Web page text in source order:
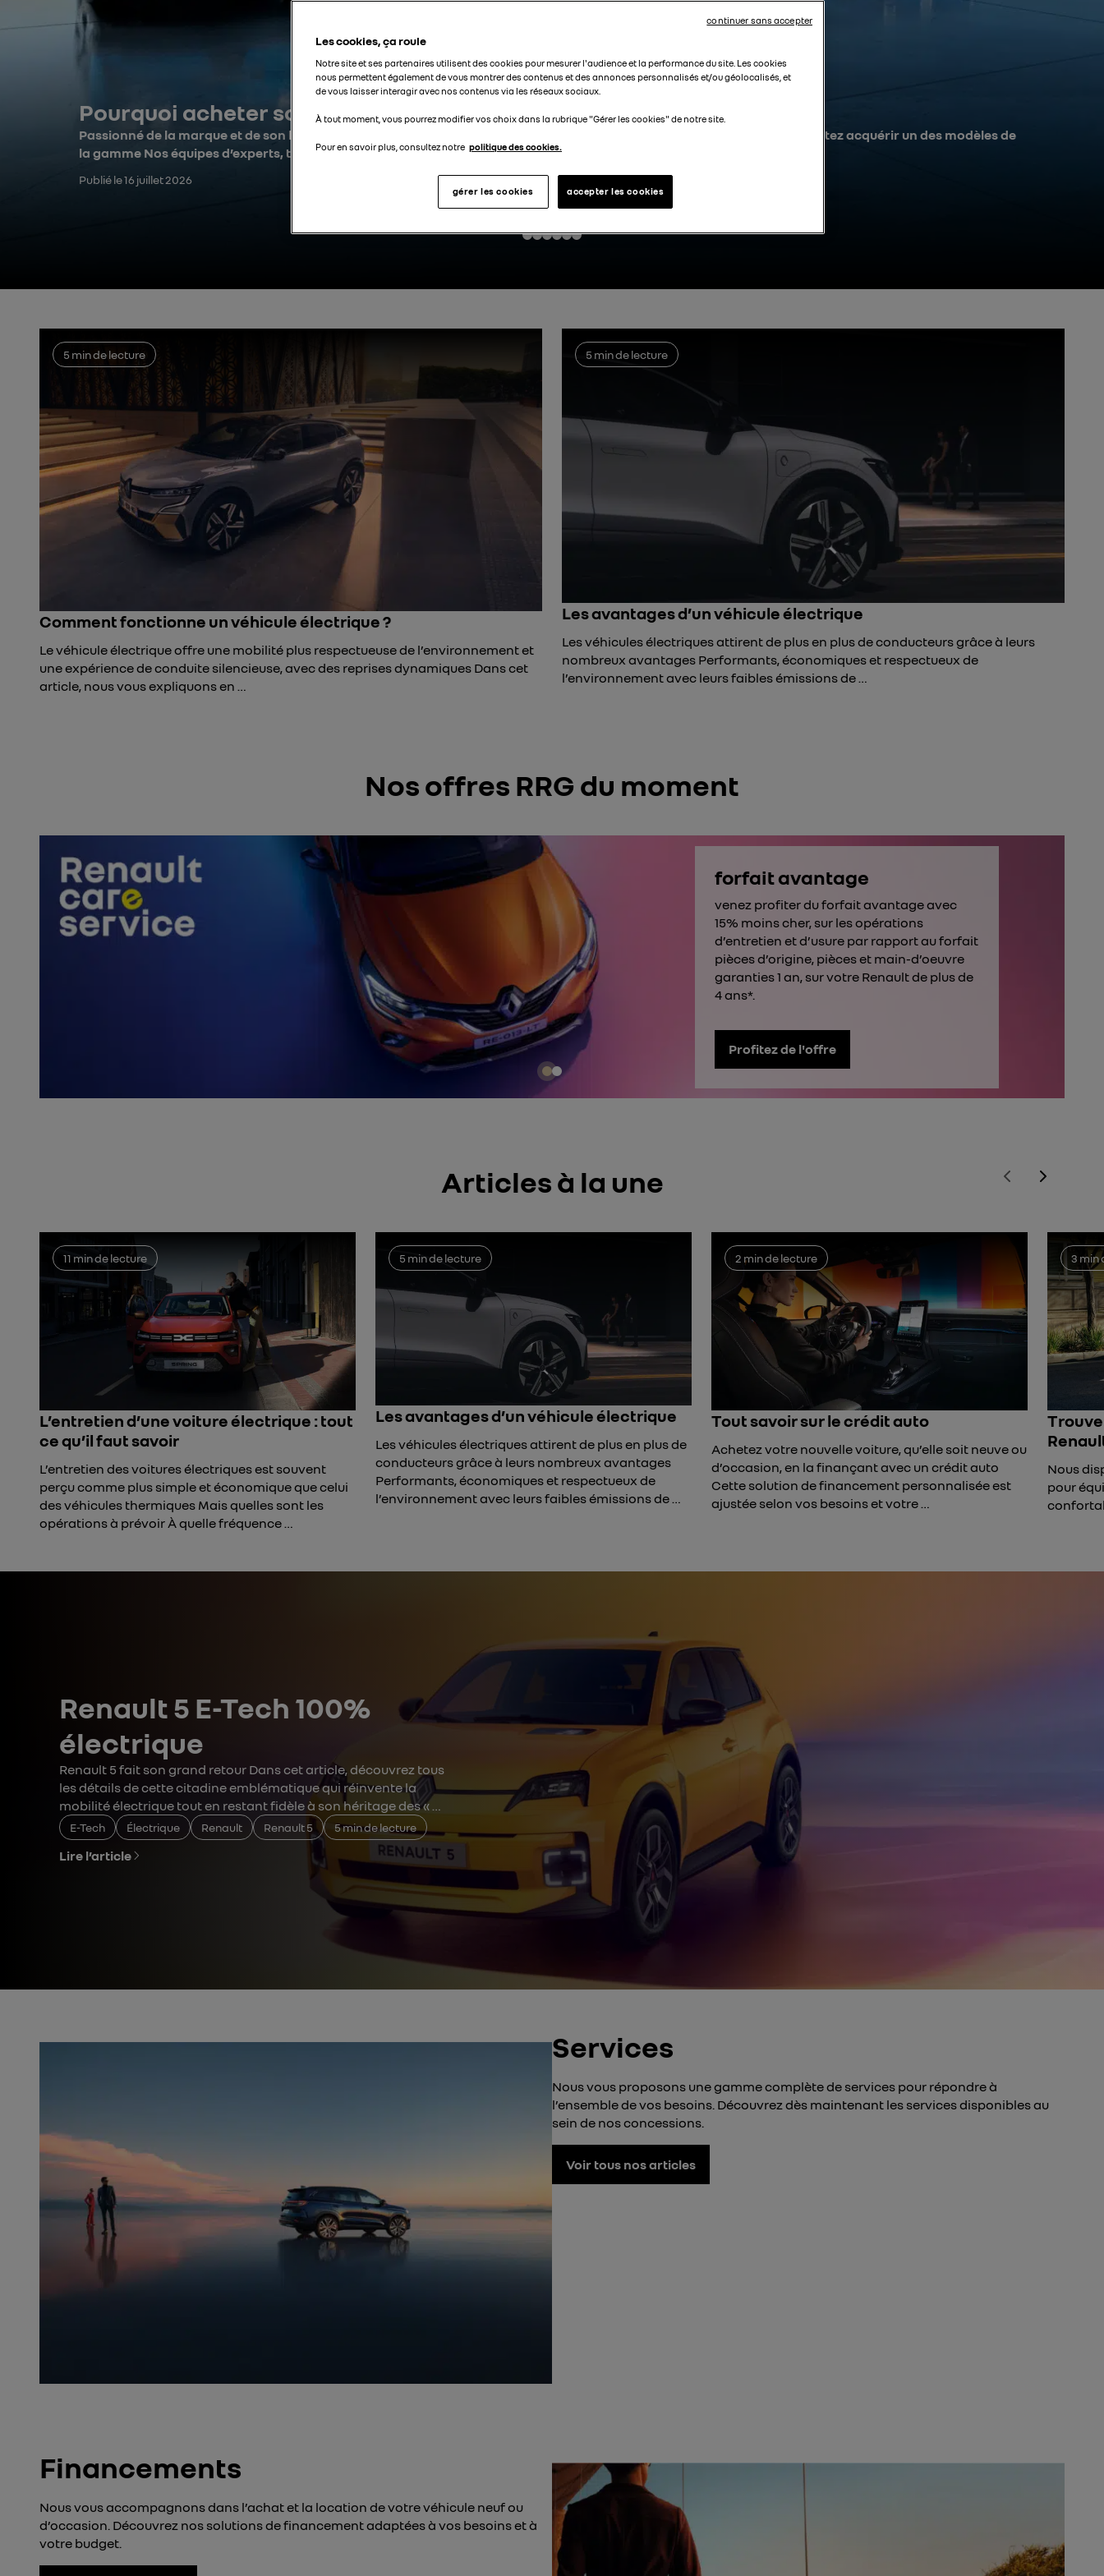
Pourquoi acheter son Alpine chez RRG ?
Passionné de la marque et de son histoire, féru de sport automobile ou simplement conquis par l’Alpine A110, vous souhaitez acquérir un des modèles de
la gamme Nos équipes d’experts, tous …
Publié le16 juillet 2026
5 min de lecture
Comment fonctionne un véhicule électrique ?
Le véhicule électrique offre une mobilité plus respectueuse de l’environnement et
une expérience de conduite silencieuse, avec des reprises dynamiques Dans cet
article, nous vous expliquons en …
5 min de lecture
Les avantages d’un véhicule électrique
Les véhicules électriques attirent de plus en plus de conducteurs grâce à leurs
nombreux avantages Performants, économiques et respectueux de
l’environnement avec leurs faibles émissions de …
Nos offres RRG du moment
forfait avantage
venez profiter du forfait avantage avec
15% moins cher, sur les opérations
d’entretien et d’usure par rapport au forfait
pièces d’origine, pièces et main-d’oeuvre
garanties 1 an, sur votre Renault de plus de
4 ans*.
Profitez de l'offre
Articles à la une
11 min de lecture
L’entretien d’une voiture électrique : tout
ce qu’il faut savoir
L’entretien des voitures électriques est souvent
perçu comme plus simple et économique que celui
des véhicules thermiques Mais quelles sont les
opérations à prévoir À quelle fréquence …
5 min de lecture
Les avantages d’un véhicule électrique
Les véhicules électriques attirent de plus en plus de
conducteurs grâce à leurs nombreux avantages
Performants, économiques et respectueux de
l’environnement avec leurs faibles émissions de …
2 min de lecture
Tout savoir sur le crédit auto
Achetez votre nouvelle voiture, qu’elle soit neuve ou
d’occasion, en la finançant avec un crédit auto
Cette solution de financement personnalisée est
ajustée selon vos besoins et votre …
3 min
Nous
pour
Renault 5 E-Tech 100%
électrique
Renault 5 fait son grand retour Dans cet article, découvrez tous
les détails de cette citadine emblématique qui réinvente la
mobilité électrique tout en restant fidèle à son héritage des « …
E-Tech Électrique Renault Renault 5 5 min de lecture
Lire l’article
Services
Nous vous proposons une gamme complète de services pour répondre à
l’ensemble de vos besoins. Découvrez dès maintenant les services disponibles au
sein de nos concessions.
Voir tous nos articles
Financements
Nous vous accompagnons dans l’achat et la location de votre véhicule neuf ou
d’occasion. Découvrez nos solutions de financement adaptées à vos besoins et à
votre budget.
Les cookies, ça roule
Notre site et ses partenaires utilisent des cookies pour mesurer l'audience et la performance du site. Les cookies
nous permettent également de vous montrer des contenus et des annonces personnalisés et/ou géolocalisés, et
de vous laisser interagir avec nos contenus via les réseaux sociaux.
À tout moment, vous pourrez modifier vos choix dans la rubrique "Gérer les cookies" de notre site.
Pour en savoir plus, consultez notre politique des cookies.
gérer les cookies accepter les cookies
continuer sans accepter